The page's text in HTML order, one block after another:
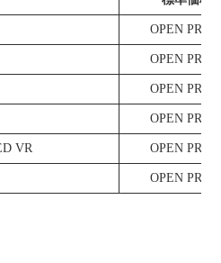
OPEN
OPEN
OPEN
OPEN
VR OPEN
OPEN